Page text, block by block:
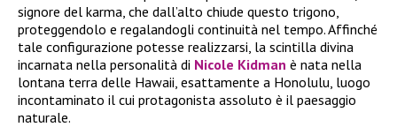
signore del karma, che dall’alto chiude questo trigono,
proteggendolo e regalandogli continuità nel tempo. Affinché
tale configurazione potesse realizzarsi, la scintilla divina
incarnata nella personalità di Nicole Kidman è nata nella
lontana terra delle Hawaii, esattamente a Honolulu, luogo
incontaminato il cui protagonista assoluto è il paesaggio
naturale.